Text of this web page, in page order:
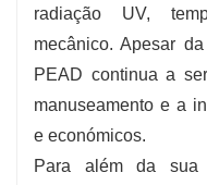
radiação UV,
mecânico. Apesar
PEAD continua a
manuseamento e a
e económicos.
Para além da sua